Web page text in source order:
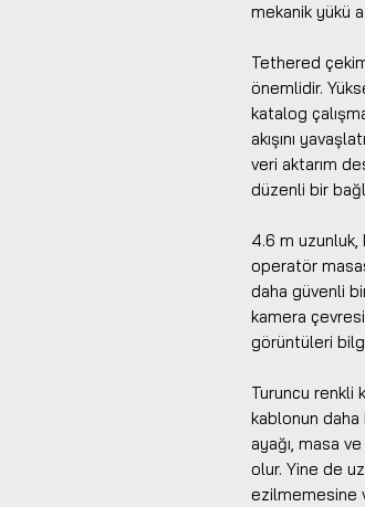
mekanik yükü
Tethered
önemlidir.
katalog
akışını
veri aktarım
düzenli bir
4.6 m uzunluk,
operatör
daha güvenli
kamera
görüntüleri
Turuncu renkli
kablonun daha
ayağı, masa
olur. Yine de
ezilmemesine